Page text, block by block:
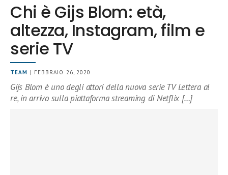
Chi è Gijs Blom: età,
altezza, Instagram, film e
serie TV
TEAM | FEBBRAIO 26, 2020
Gijs Blom è uno degli attori della nuova serie TV Lettera al
re, in arrivo sulla piattaforma streaming di Netflix […]